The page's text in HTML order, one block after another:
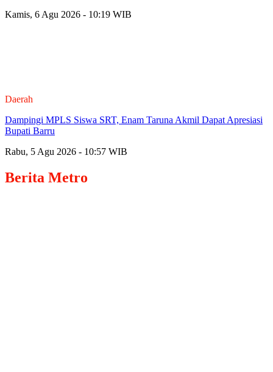
Kamis, 6 Agu 2026 - 10:19 WIB
Daerah
Dampingi MPLS Siswa SRT, Enam Taruna Akmil Dapat Apresiasi
Bupati Barru
Rabu, 5 Agu 2026 - 10:57 WIB
Berita Metro